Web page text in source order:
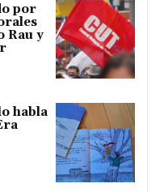
por
Rau y
habla